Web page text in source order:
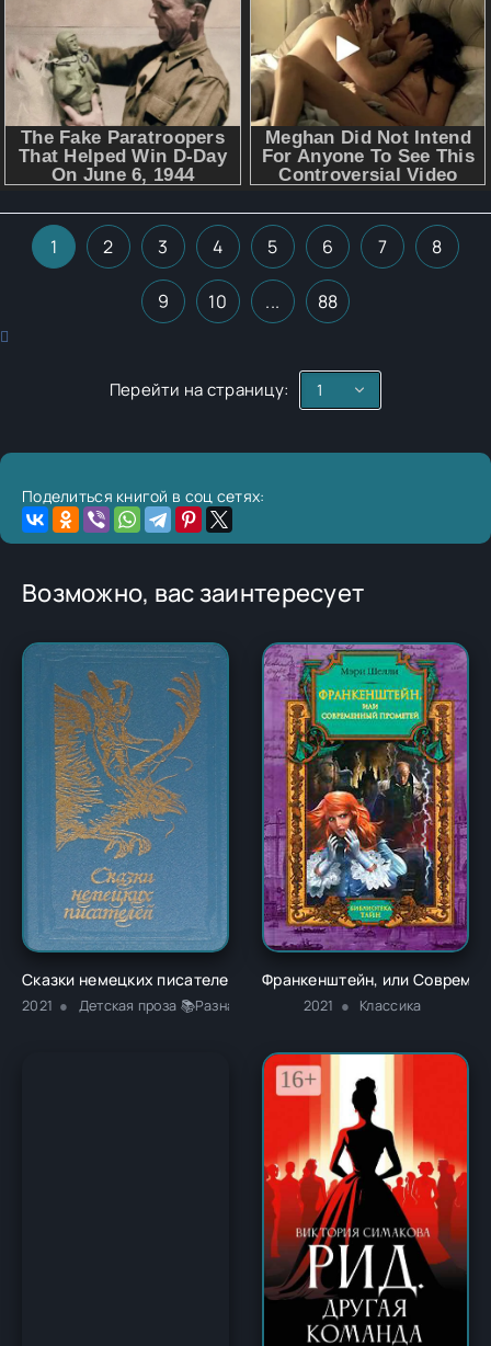
1 2 3 4 5 6 7 8
9 10 ... 88
Перейти на страницу:
Поделиться книгой в соц сетях:
Возможно, вас заинтересует
Сказки немецких писателей - Новалис
2021 Детская проза 📚Разная литература
Франкенштейн, или
2021 Классика